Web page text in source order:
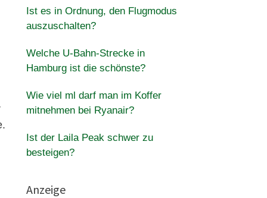
Ist es in Ordnung, den Flugmodus
auszuschalten?
Welche U-Bahn-Strecke in
Hamburg ist die schönste?
Wie viel ml darf man im Koffer
mitnehmen bei Ryanair?
Ist der Laila Peak schwer zu
besteigen?
Anzeige